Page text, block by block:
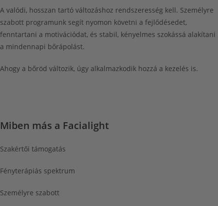
A valódi, hosszan tartó változáshoz rendszeresség kell. Személyre
szabott programunk segít nyomon követni a fejlődésedet,
fenntartani a motivációdat, és stabil, kényelmes szokássá alakítani
a mindennapi bőrápolást.
Ahogy a bőröd változik, úgy alkalmazkodik hozzá a kezelés is.
Miben más a Facialight
Szakértői támogatás
Fényterápiás spektrum
Személyre szabott